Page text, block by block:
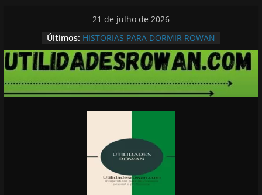
conteúdo
21 de julho de 2026
Últimos: HISTORIAS PARA DORMIR ROWAN